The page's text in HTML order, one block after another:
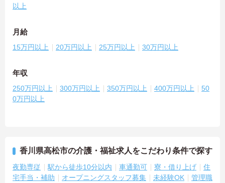
以上
月給
15万円以上 20万円以上 25万円以上 30万円以上
年収
250万円以上 300万円以上 350万円以上 400万円以上
50
0万円以上
香川県高松市の介護・福祉求人をこだわり条件で探す
夜勤専従 駅から徒歩10分以内 車通勤可 寮・借り上げ
住
宅手当・補助
オープニングスタッフ募集 未経験OK
管理職